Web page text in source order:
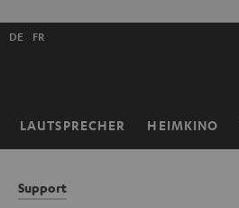
LAUTSPRECHER HEIMKINO
Shopsprache
DE FR
Startseite
Support